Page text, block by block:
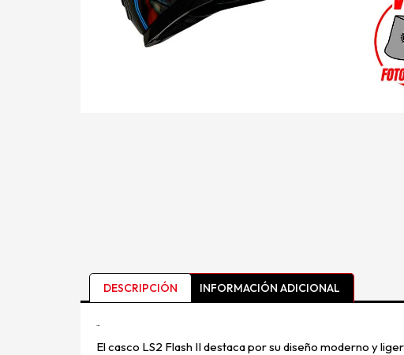
DESCRIPCIÓN INFORMACIÓN ADICIONAL
El casco LS2 Flash II destaca por su diseño moderno y